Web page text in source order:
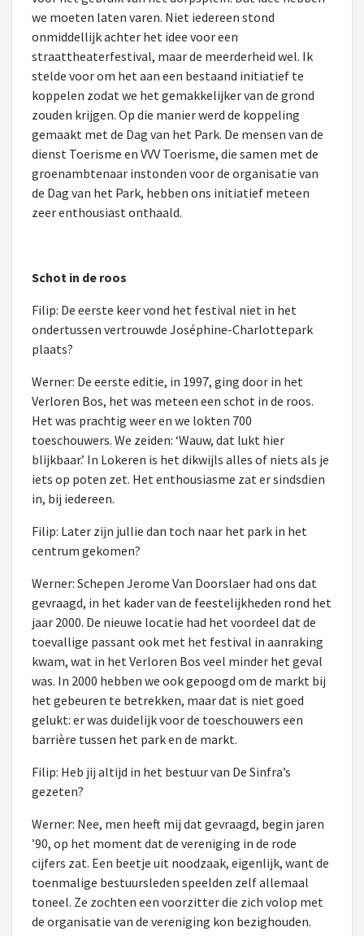
we moeten laten varen. Niet iedereen stond
onmiddellijk achter het idee voor een
straattheaterfestival, maar de meerderheid wel. Ik
stelde voor om het aan een bestaand initiatief te
koppelen zodat we het gemakkelijker van de grond
zouden krijgen. Op die manier werd de koppeling
gemaakt met de Dag van het Park. De mensen van de
dienst Toerisme en VVV Toerisme, die samen met de
groenambtenaar instonden voor de organisatie van
de Dag van het Park, hebben ons initiatief meteen
zeer enthousiast onthaald.
Schot in de roos
Filip: De eerste keer vond het festival niet in het
ondertussen vertrouwde Joséphine-Charlottepark
plaats?
Werner: De eerste editie, in 1997, ging door in het
Verloren Bos, het was meteen een schot in de roos.
Het was prachtig weer en we lokten 700
toeschouwers. We zeiden: ‘Wauw, dat lukt hier
blijkbaar.’ In Lokeren is het dikwijls alles of niets als je
iets op poten zet. Het enthousiasme zat er sindsdien
in, bij iedereen.
Filip: Later zijn jullie dan toch naar het park in het
centrum gekomen?
Werner: Schepen Jerome Van Doorslaer had ons dat
gevraagd, in het kader van de feestelijkheden rond het
jaar 2000. De nieuwe locatie had het voordeel dat de
toevallige passant ook met het festival in aanraking
kwam, wat in het Verloren Bos veel minder het geval
was. In 2000 hebben we ook gepoogd om de markt bij
het gebeuren te betrekken, maar dat is niet goed
gelukt: er was duidelijk voor de toeschouwers een
barrière tussen het park en de markt.
Filip: Heb jij altijd in het bestuur van De Sinfra’s
gezeten?
Werner: Nee, men heeft mij dat gevraagd, begin jaren
’90, op het moment dat de vereniging in de rode
cijfers zat. Een beetje uit noodzaak, eigenlijk, want de
toenmalige bestuursleden speelden zelf allemaal
toneel. Ze zochten een voorzitter die zich volop met
de organisatie van de vereniging kon bezighouden.